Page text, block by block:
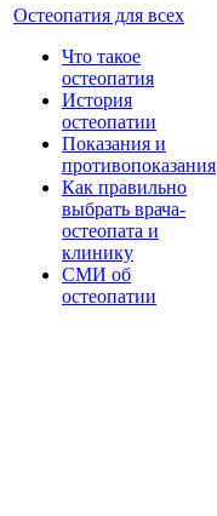
Остеопатия для всех
Что такое
остеопатия
История
остеопатии
Показания и
противопоказания
Как правильно
выбрать врача-
остеопата и
клинику
СМИ об
остеопатии